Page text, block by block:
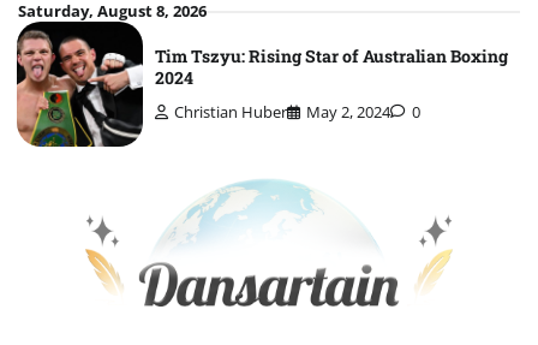
Skip
to
content
Saturday, August 8, 2026
Tim Tszyu: Rising Star of Australian Boxing
2024
Christian Huber May 2, 2024 0